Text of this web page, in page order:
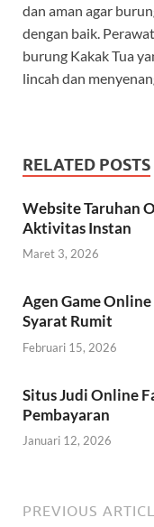
dan aman agar
dengan baik.
burung Kakak Tua
lincah dan
RELATED POSTS
Website Taruhan
Aktivitas Instan
Maret 3, 2026
Agen Game
Syarat Rumit
Februari 15, 2026
Situs Judi Online
Pembayaran
Januari 12, 2026
PREVIOUS